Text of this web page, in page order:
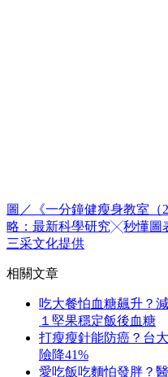
圖／《一分鐘健瘦身教室
略：最新科學研究╳秒懂圖
三采文化提供
相關文章
吃大餐怕血糖飆升？
１堅果穩定飯後血糖
打瘦瘦針能防癌？台
險降41%
愛吃飯吃麵怕發胖？